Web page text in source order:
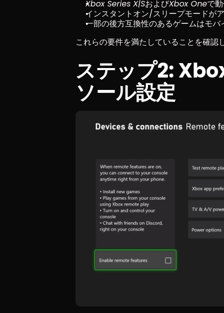
Xbox Series X|SおよびXbox Oneで
インスタントオン/スリープモードが
一部の後方互換性のあるゲームはモ
これらの要件を満たしていることを確認
ステップ2:
ソール設定